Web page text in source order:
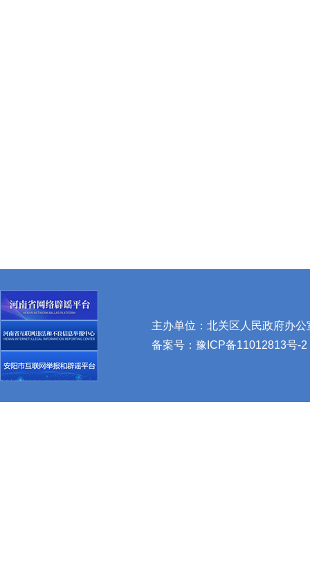
主办单位：北关区人民政府办
备案号： 豫ICP备11012813号-2